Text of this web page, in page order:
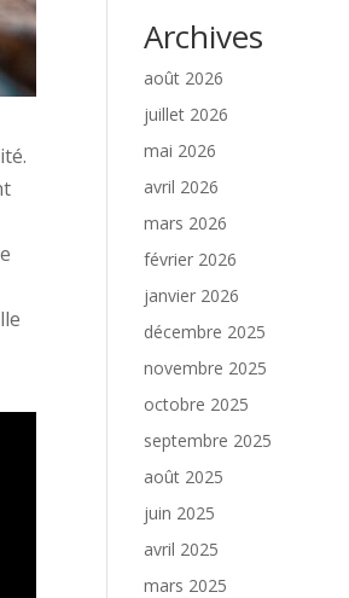
Archives
août 2026
juillet 2026
mai 2026
avril 2026
mars 2026
février 2026
janvier 2026
décembre 2025
novembre 2025
octobre 2025
septembre 2025
août 2025
juin 2025
avril 2025
mars 2025